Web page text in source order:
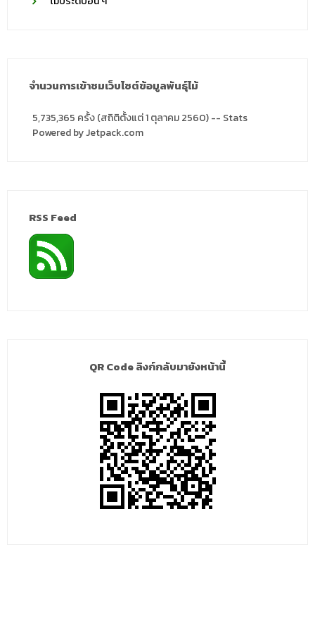
จำนวนการเข้าชมเว็บไซต์ข้อมูลพันธุ์ไม้
5,735,365 ครั้ง (สถิติตั้งแต่ 1 ตุลาคม 2560) -- Stats
Powered by Jetpack.com
RSS Feed
QR Code ลิงก์กลับมายังหน้านี้